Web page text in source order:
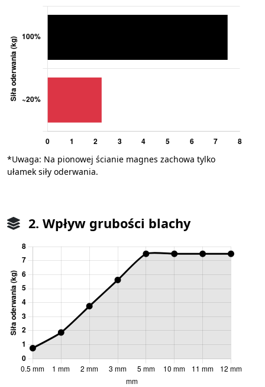
*Uwaga: Na pionowej ścianie magnes zachowa tylko
ułamek siły oderwania.
2. Wpływ grubości blachy